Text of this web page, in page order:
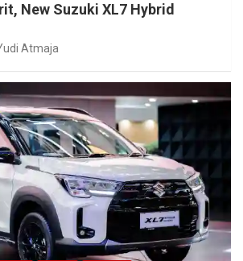
New Suzuki XL7 Hybrid
Atmaja